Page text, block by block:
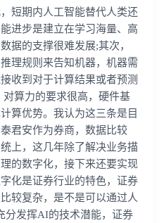
期内人工智能替代人类还
进步是建立在学习海量、高
据的支撑很难发展;其次，
理规则来告知机器，机器需
收到对于计算结果或者预测
算力的要求很高，硬件基
算优势。我认为这三条是目
君安作为券商，数据比较
上，这几年除了解决业务描
的数字化，接下来还要实现
化是证券行业的特色，证券
较复杂，是不是可以通过人
分发挥AI的技术潜能，证券